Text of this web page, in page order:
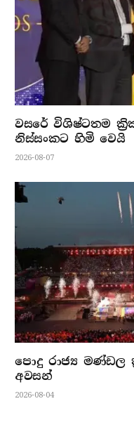
වසරේ විශිෂ්ටතම
නිස්සංකට හිමි වෙයි
2026-08-07
පොදු රාජ්‍ය මණ්ඩල
අවසන්
2026-08-04